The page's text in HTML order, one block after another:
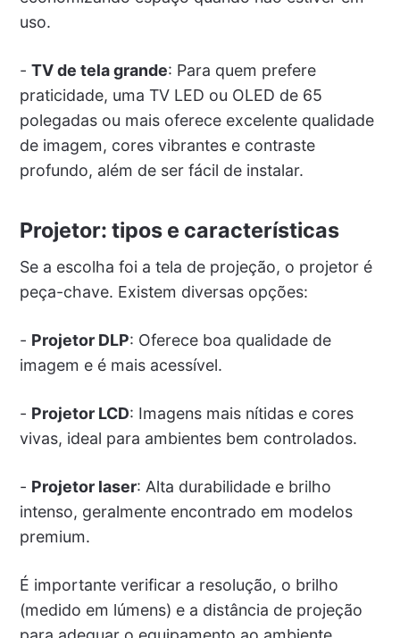
uso.
- TV de tela grande: Para quem prefere
praticidade, uma TV LED ou OLED de 65
polegadas ou mais oferece excelente qualidade
de imagem, cores vibrantes e contraste
profundo, além de ser fácil de instalar.
Projetor: tipos e características
Se a escolha foi a tela de projeção, o projetor é
peça-chave. Existem diversas opções:
- Projetor DLP: Oferece boa qualidade de
imagem e é mais acessível.
- Projetor LCD: Imagens mais nítidas e cores
vivas, ideal para ambientes bem controlados.
- Projetor laser: Alta durabilidade e brilho
intenso, geralmente encontrado em modelos
premium.
É importante verificar a resolução, o brilho
(medido em lúmens) e a distância de projeção